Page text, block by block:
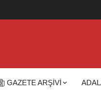
GAZETE ARŞİVİ